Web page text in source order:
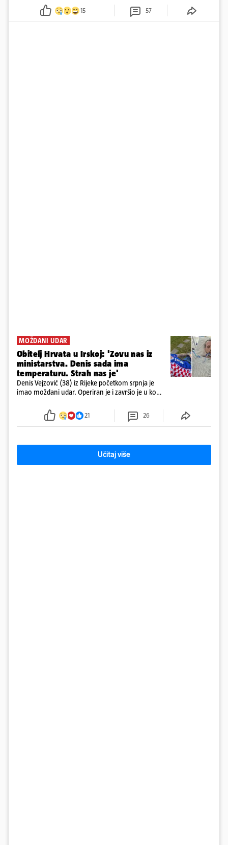
neutvrđenih razloga sletio s kolnika, a od siline udara vozilo se
prepolovilo.
15 57
MOŽDANI UDAR
Obitelj Hrvata u Irskoj: 'Zovu nas iz
ministarstva. Denis sada ima
temperaturu. Strah nas je'
Denis Vejzović (38) iz Rijeke početkom srpnja je
imao moždani udar. Operiran je i završio je u komi.
tamošnji liječnici ne vjeruju u oporavak: 'Imamo
21 26
Učitaj više